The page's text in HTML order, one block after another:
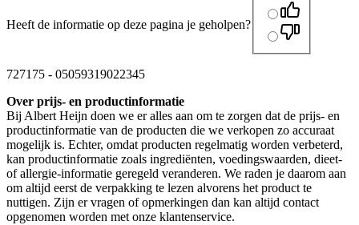
Heeft de informatie op deze pagina je geholpen?
727175 - 05059319022345
Over prijs- en productinformatie
Bij Albert Heijn doen we er alles aan om te zorgen dat de prijs- en
productinformatie van de producten die we verkopen zo accuraat
mogelijk is. Echter, omdat producten regelmatig worden verbeterd,
kan productinformatie zoals ingrediënten, voedingswaarden, dieet-
of allergie-informatie geregeld veranderen. We raden je daarom aan
om altijd eerst de verpakking te lezen alvorens het product te
nuttigen. Zijn er vragen of opmerkingen dan kan altijd contact
opgenomen worden met onze klantenservice.